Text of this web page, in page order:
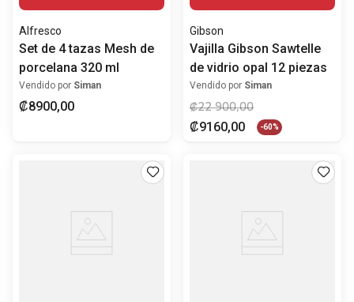
Alfresco
Set de 4 tazas Mesh de
porcelana 320 ml
Vendido por Siman
₡8900,00
Gibson
Vajilla Gibson Sawtelle
de vidrio opal 12 piezas
Vendido por Siman
₡22 900,00
₡9160,00 -60%